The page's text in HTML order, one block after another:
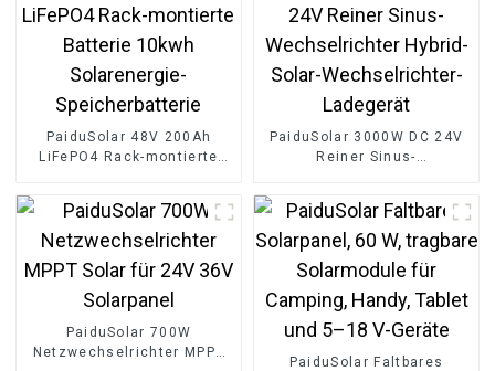
PaiduSolar 48V 200Ah
LiFePO4 Rack-montierte
Speicherbatterie
PaiduSolar 3000W DC 24V
Reiner Sinus-
Ladegerät
PaiduSolar 700W
Netzwechselrichter MPPT
PaiduSolar Faltbares